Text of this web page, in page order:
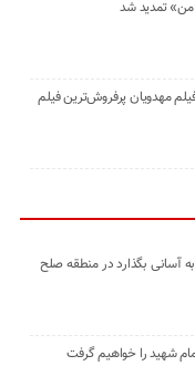
تمدید شد
مهدویان پرفروش‌ترین فیلم
آسانی بگذارد در منطقه صلح
شهید را خواهیم گرفت